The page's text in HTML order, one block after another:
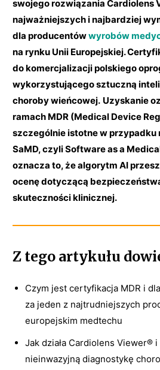
swojego rozwiązania Cardiolens
najważniejszych i najbardziej
dla producentówwyrobów
na rynku Unii Europejskiej.
do komercjalizacji polskiego
wykorzystującego sztuczną
choroby wieńcowej. Uzyskanie
ramach MDR (Medical Device
szczególnie istotne w przypadku
SaMD, czyli Software as a
oznacza to, że algorytm AI
ocenę dotyczącą
skuteczności klinicznej.
Z tego artykułu
Czym jest certyfikacja MDR i
za jeden z najtrudniejszych
europejskim medtechu
Jak działa Cardiolens Viewer®
nieinwazyjną diagnostykę